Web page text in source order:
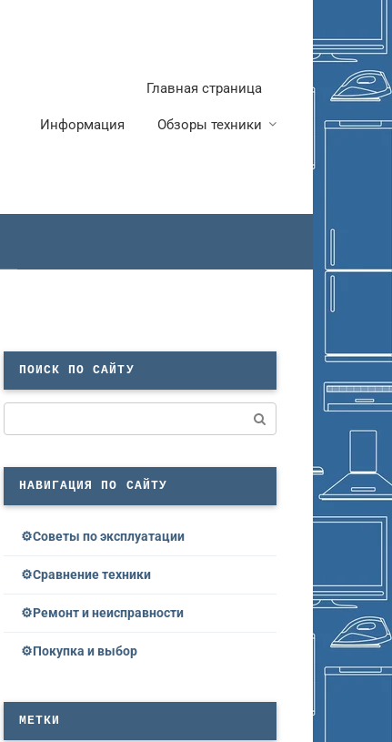
Главная страница
Информация Обзоры техники
ПОИСК ПО САЙТУ
НАВИГАЦИЯ ПО САЙТУ
Советы по эксплуатации
Сравнение техники
Ремонт и неисправности
Покупка и выбор
МЕТКИ